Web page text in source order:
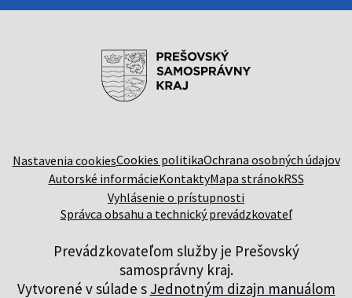
Nastavenia cookiesCookies politikaOchrana osobných údajov
Autorské informácieKontaktyMapa stránokRSS
Vyhlásenie o prístupnosti
Správca obsahu a technický prevádzkovateľ
Prevádzkovateľom služby je Prešovský
samosprávny kraj.
Vytvorené v súlade s Jednotným dizajn manuálom